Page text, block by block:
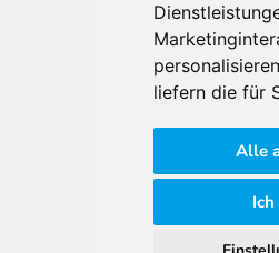
personalisieren
liefern die für
Alle
FAQ
Für
AGB
Cookie